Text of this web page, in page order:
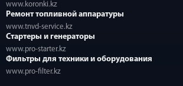
www.koronki.kz
Ремонт топливной аппаратуры
www.tnvd-service.kz
Стартеры и генераторы
www.pro-starter.kz
Фильтры для техники и оборудования
www.pro-filter.kz